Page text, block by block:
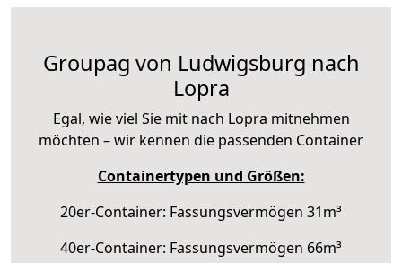
Groupag von Ludwigsburg nach
Lopra
Egal, wie viel Sie mit nach Lopra mitnehmen
möchten – wir kennen die passenden Container
Containertypen und Größen:
20er-Container: Fassungsvermögen 31m³
40er-Container: Fassungsvermögen 66m³